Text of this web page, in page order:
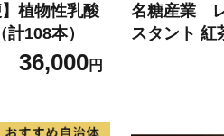
期間】
年１０月１日から令和８年９月
植物性乳酸
108本）
36,000円
名糖産業
スタント 紅
粉末飲料